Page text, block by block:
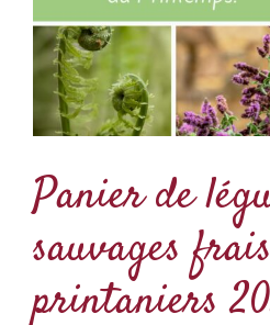
Panier de
sauvages frais
printaniers